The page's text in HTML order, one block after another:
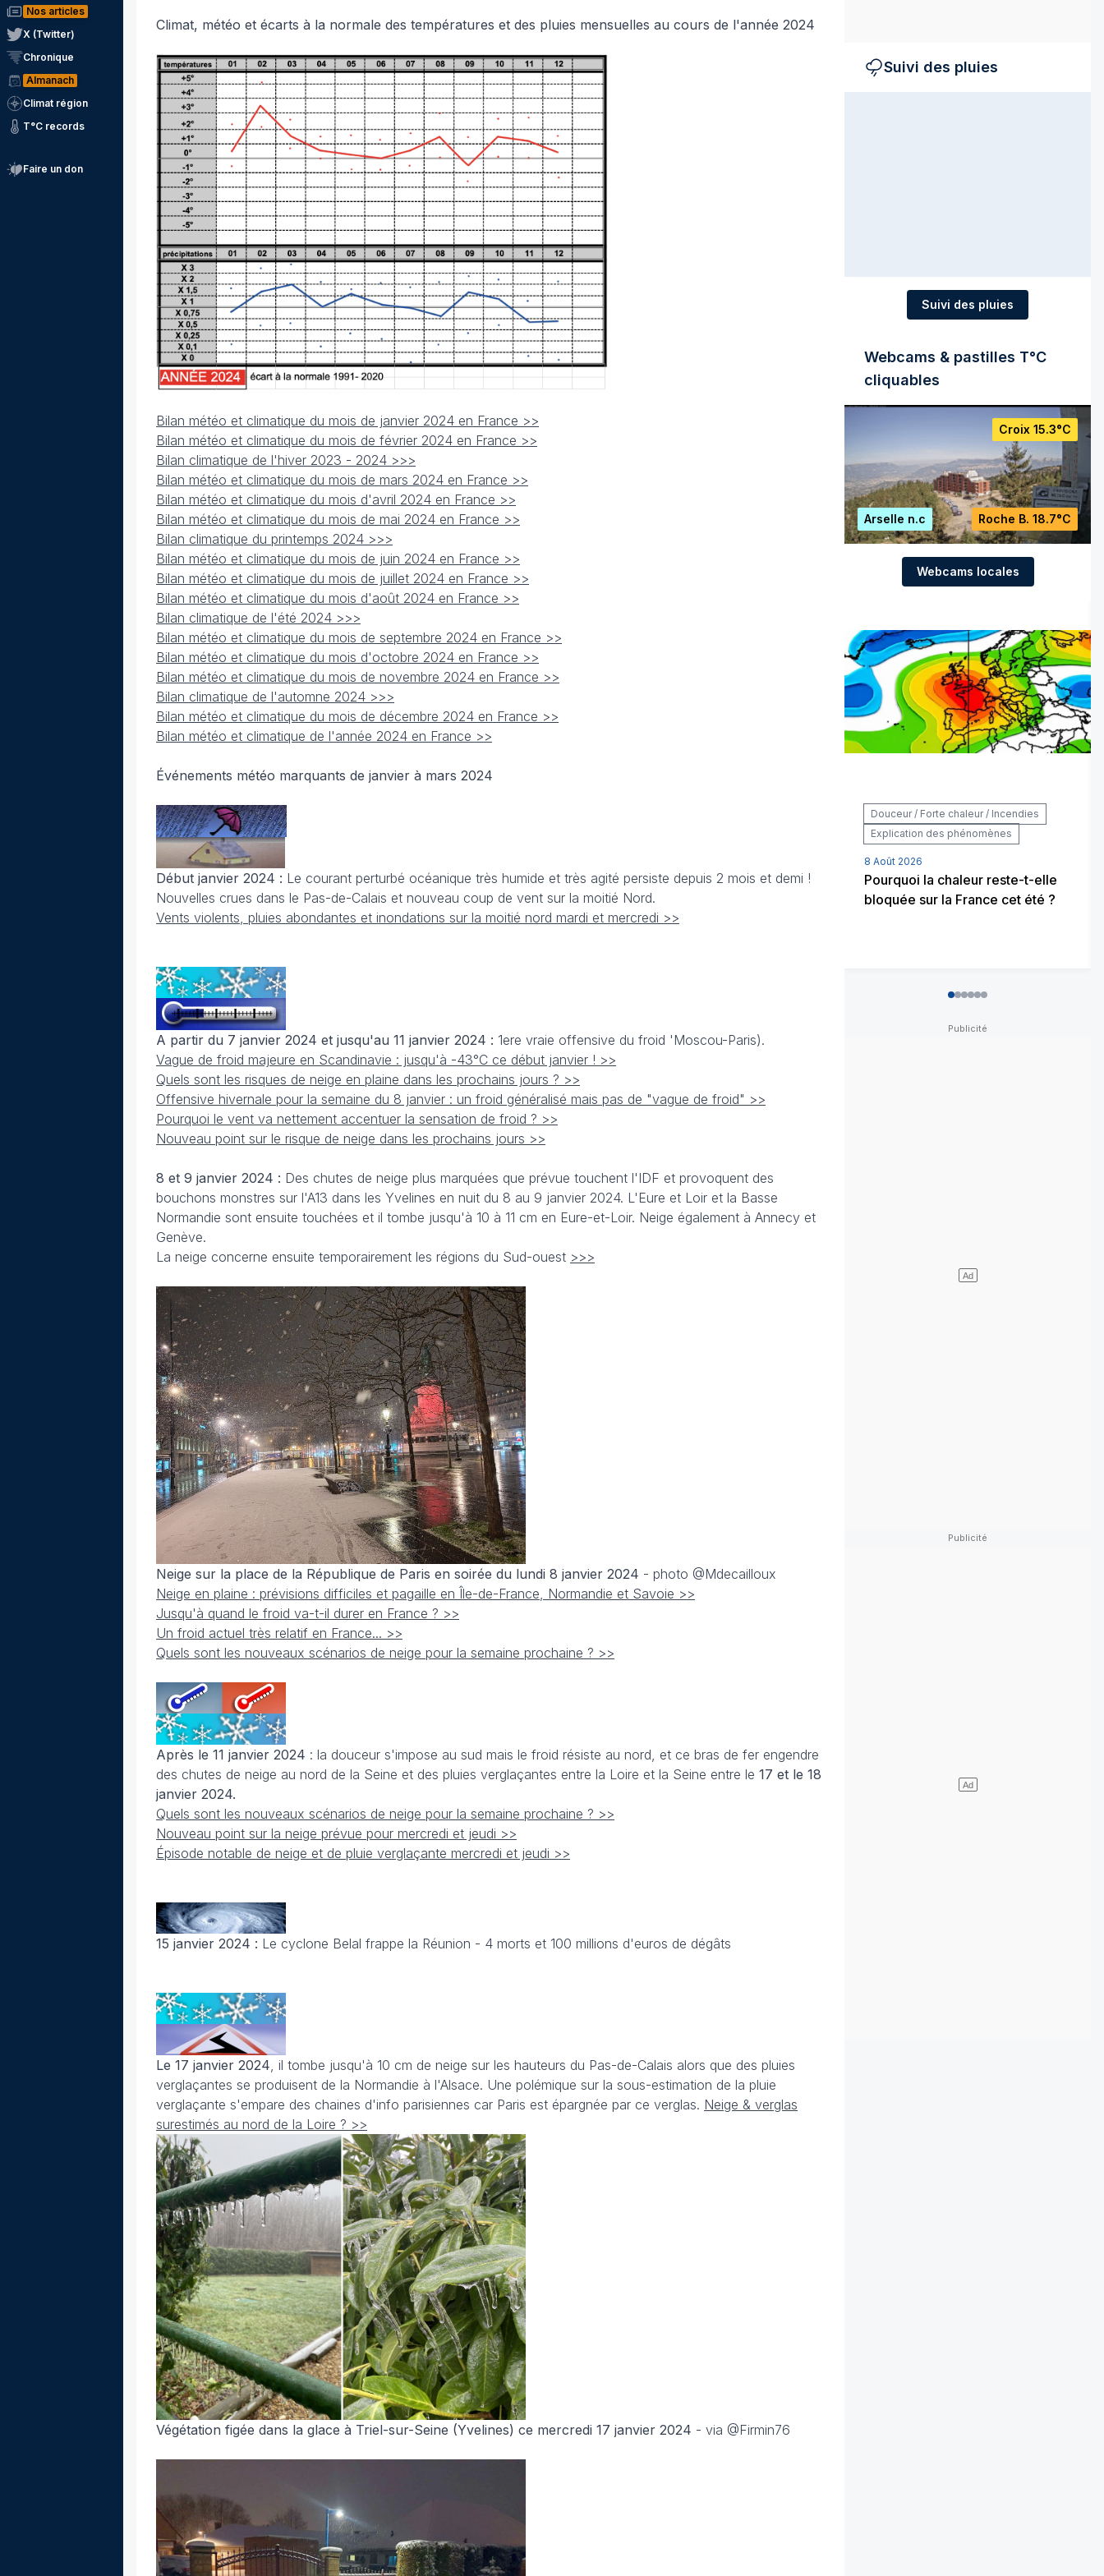
Nos articles
X (Twitter)
Chronique
Almanach
Climat région
T°C records
Faire un don
Climat, météo et écarts à la normale des températures et des pluies mensuelles au cours de l'année 2024
Bilan météo et climatique du mois de janvier 2024 en France >>
Bilan météo et climatique du mois de février 2024 en France >>
Bilan climatique de l'hiver 2023 - 2024 >>>
Bilan météo et climatique du mois de mars 2024 en France >>
Bilan météo et climatique du mois d'avril 2024 en France >>
Bilan météo et climatique du mois de mai 2024 en France >>
Bilan climatique du printemps 2024 >>>
Bilan météo et climatique du mois de juin 2024 en France >>
Bilan météo et climatique du mois de juillet 2024 en France >>
Bilan météo et climatique du mois d'août 2024 en France >>
Bilan climatique de l'été 2024 >>>
Bilan météo et climatique du mois de septembre 2024 en France >>
Bilan météo et climatique du mois d'octobre 2024 en France >>
Bilan météo et climatique du mois de novembre 2024 en France >>
Bilan climatique de l'automne 2024 >>>
Bilan météo et climatique du mois de décembre 2024 en France >>
Bilan météo et climatique de l'année 2024 en France >>
Événements météo marquants de janvier à mars 2024
Début janvier 2024 : Le courant perturbé océanique très humide et très agité persiste depuis 2 mois et demi !
Nouvelles crues dans le Pas-de-Calais et nouveau coup de vent sur la moitié Nord.
Vents violents, pluies abondantes et inondations sur la moitié nord mardi et mercredi >>
A partir du 7 janvier 2024 et jusqu'au 11 janvier 2024 : 1ere vraie offensive du froid 'Moscou-Paris).
Vague de froid majeure en Scandinavie : jusqu'à -43°C ce début janvier ! >>
Quels sont les risques de neige en plaine dans les prochains jours ? >>
Offensive hivernale pour la semaine du 8 janvier : un froid généralisé mais pas de "vague de froid" >>
Pourquoi le vent va nettement accentuer la sensation de froid ? >>
Nouveau point sur le risque de neige dans les prochains jours >>
8 et 9 janvier 2024 : Des chutes de neige plus marquées que prévue touchent l'IDF et provoquent des
bouchons monstres sur l'A13 dans les Yvelines en nuit du 8 au 9 janvier 2024. L'Eure et Loir et la Basse
Normandie sont ensuite touchées et il tombe jusqu'à 10 à 11 cm en Eure-et-Loir. Neige également à Annecy et
Genève.
La neige concerne ensuite temporairement les régions du Sud-ouest >>>
Neige sur la place de la République de Paris en soirée du lundi 8 janvier 2024 - photo @Mdecailloux
Neige en plaine : prévisions difficiles et pagaille en Île-de-France, Normandie et Savoie >>
Jusqu'à quand le froid va-t-il durer en France ? >>
Un froid actuel très relatif en France... >>
Quels sont les nouveaux scénarios de neige pour la semaine prochaine ? >>
Après le 11 janvier 2024 : la douceur s'impose au sud mais le froid résiste au nord, et ce bras de fer engendre
des chutes de neige au nord de la Seine et des pluies verglaçantes entre la Loire et la Seine entre le 17 et le 18
janvier 2024.
Quels sont les nouveaux scénarios de neige pour la semaine prochaine ? >>
Nouveau point sur la neige prévue pour mercredi et jeudi >>
Épisode notable de neige et de pluie verglaçante mercredi et jeudi >>
15 janvier 2024 : Le cyclone Belal frappe la Réunion - 4 morts et 100 millions d'euros de dégâts
Le 17 janvier 2024 , il tombe jusqu'à 10 cm de neige sur les hauteurs du Pas-de-Calais alors que des pluies
verglaçantes se produisent de la Normandie à l'Alsace. Une polémique sur la sous-estimation de la pluie
verglaçante s'empare des chaines d'info parisiennes car Paris est épargnée par ce verglas. Neige & verglas
surestimés au nord de la Loire ? >>
Végétation figée dans la glace à Triel-sur-Seine (Yvelines) ce mercredi 17 janvier 2024 - via @Firmin76
Suivi des pluies
Suivi des pluies
Webcams & pastilles T°C
cliquables
Croix 15.3°C
Arselle n.c Roche B. 18.7°C
Webcams locales
Douceur / Forte chaleur / Incendies
Explication des phénomènes
8 Août 2026
Pourquoi la chaleur reste-t-elle
bloquée sur la France cet été ?
012345